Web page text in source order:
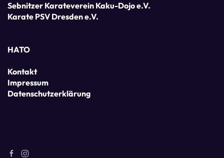
Sebnitzer Karateverein Kaku-Dojo e.V.
Karate PSV Dresden e.V.
HATO
Kontakt
Impressum
Datenschutzerklärung